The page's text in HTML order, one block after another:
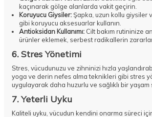
kaçınarak gölge alanlarda vakit geçirin.
Koruyucu Giysiler:Şapka, uzun kollu giysiler
gibi koruyucu aksesuarlar kullanın.
Antioksidan Kullanımı: Cilt bakım rutininize
ürünler eklemek, serbest radikallerin
6. Stres Yönetimi
Stres, vücudunuzu ve zihninizi hızla
yoga ve derin nefes alma teknikleri gibi stres
uygulayarak daha huzurlu ve sağlıklı bir
7. Yeterli Uyku
Kaliteli uyku, vücudun kendini onarma süreci